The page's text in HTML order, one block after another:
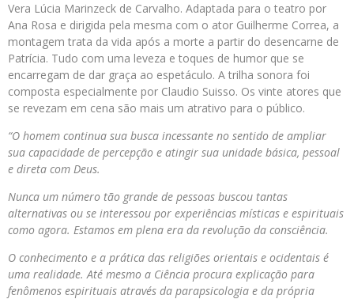
Vera Lúcia Marinzeck de Carvalho. Adaptada para o teatro por
Ana Rosa e dirigida pela mesma com o ator Guilherme Correa, a
montagem trata da vida após a morte a partir do desencarne de
Patrícia. Tudo com uma leveza e toques de humor que se
encarregam de dar graça ao espetáculo. A trilha sonora foi
composta especialmente por Claudio Suisso. Os vinte atores que
se revezam em cena são mais um atrativo para o público.
“O homem continua sua busca incessante no sentido de ampliar
sua capacidade de percepção e atingir sua unidade básica, pessoal
e direta com Deus.
Nunca um número tão grande de pessoas buscou tantas
alternativas ou se interessou por experiências místicas e espirituais
como agora. Estamos em plena era da revolução da consciência.
O conhecimento e a prática das religiões orientais e ocidentais é
uma realidade. Até mesmo a Ciência procura explicação para
fenômenos espirituais através da parapsicologia e da própria